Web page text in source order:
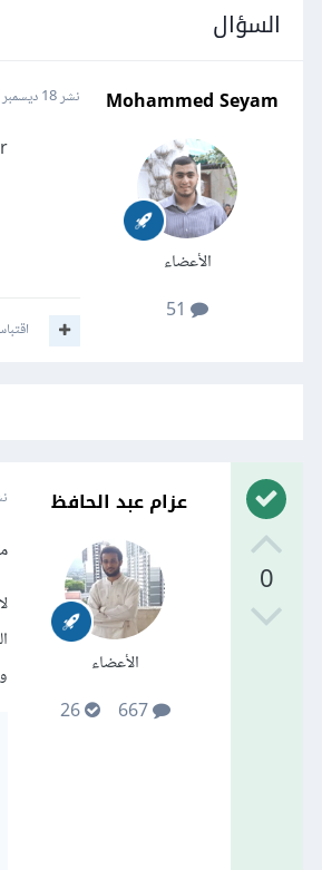
السؤال
Mohammed Seyam
الأعضاء
نشر18 ديسمبر 2020
0
عزام عبد الحافظ
الأعضاء
667
26